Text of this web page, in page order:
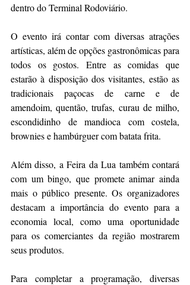
dentro do Terminal Rodoviário.
O evento irá contar com diversas atrações
artísticas, além de opções gastronômicas para
todos os gostos. Entre as comidas que
estarão à disposição dos visitantes, estão as
tradicionais paçocas de carne e de
amendoim, quentão, trufas, curau de milho,
escondidinho de mandioca com costela,
brownies e hambúrguer com batata frita.
Além disso, a Feira da Lua também contará
com um bingo, que promete animar ainda
mais o público presente. Os organizadores
destacam a importância do evento para a
economia local, como uma oportunidade
para os comerciantes da região mostrarem
seus produtos.
Para completar a programação, diversas